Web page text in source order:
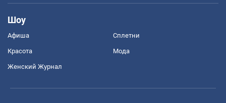
Шоу
Афиша Сплетни
Красота Мода
Женский Журнал